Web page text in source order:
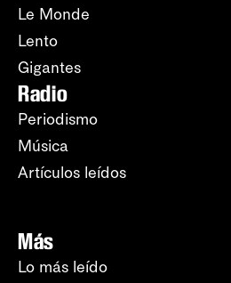
Le Monde
Lento
Gigantes
Radio
Periodismo
Música
Artículos leídos
Más
Lo más leído